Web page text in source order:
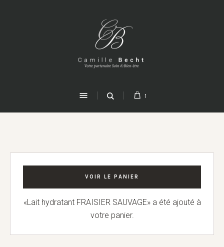
1
VOIR LE PANIER
«Lait hydratant FRAISIER SAUVAGE» a été ajouté à
votre panier.